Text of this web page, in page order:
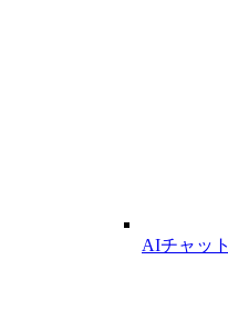
AIチャット